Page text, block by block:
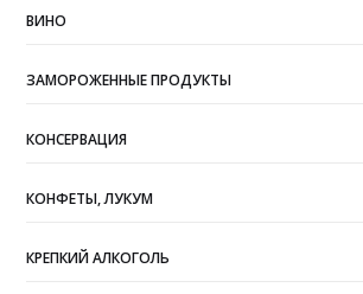
ВИНО
ЗАМОРОЖЕННЫЕ ПРОДУКТЫ
КОНСЕРВАЦИЯ
КОНФЕТЫ, ЛУКУМ
КРЕПКИЙ АЛКОГОЛЬ